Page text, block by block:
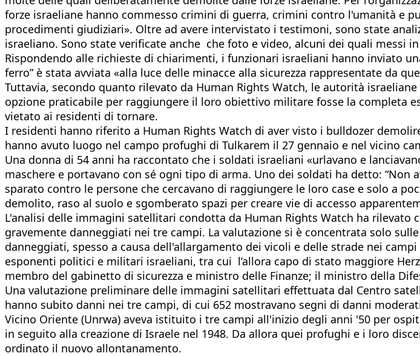
forze israeliane hanno commesso crimini di guerra, crimini contro l'umanità e
procedimenti giudiziari». Oltre ad avere intervistato i testimoni, sono state
israeliano. Sono state verificate anche che foto e video, alcuni dei quali messi
Rispondendo alle richieste di chiarimenti, i funzionari israeliani hanno inviato
ferro” è stata avviata «alla luce delle minacce alla sicurezza rappresentate da
Tuttavia, secondo quanto rilevato da Human Rights Watch, le autorità
opzione praticabile per raggiungere il loro obiettivo militare fosse la completa
vietato ai residenti di tornare.
I residenti hanno riferito a Human Rights Watch di aver visto i bulldozer
hanno avuto luogo nel campo profughi di Tulkarem il 27 gennaio e nel vicino
Una donna di 54 anni ha raccontato che i soldati israeliani «urlavano e
maschere e portavano con sé ogni tipo di arma. Uno dei soldati ha detto: “Non
sparato contro le persone che cercavano di raggiungere le loro case e solo a
demolito, raso al suolo e sgomberato spazi per creare vie di accesso
L'analisi delle immagini satellitari condotta da Human Rights Watch ha
gravemente danneggiati nei tre campi. La valutazione si è concentrata solo
danneggiati, spesso a causa dell'allargamento dei vicoli e delle strade nei
esponenti politici e militari israeliani, tra cui l’allora capo di stato maggiore
membro del gabinetto di sicurezza e ministro delle Finanze; il ministro della
Una valutazione preliminare delle immagini satellitari effettuata dal Centro
hanno subito danni nei tre campi, di cui 652 mostravano segni di danni
Vicino Oriente (Unrwa) aveva istituito i tre campi all'inizio degli anni '50 per
in seguito alla creazione di Israele nel 1948. Da allora quei profughi e i loro
ordinato il nuovo allontanamento.